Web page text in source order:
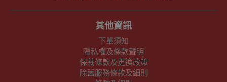
其他資訊
下單須知
隱私權及條款聲明
保養條款及更換政策
除舊服務條款及細則